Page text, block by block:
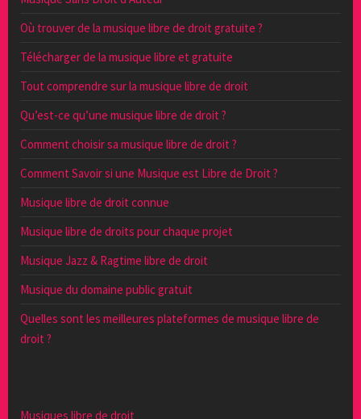
Où trouver de la musique libre de droit gratuite ?
Télécharger de la musique libre et gratuite
Tout comprendre sur la musique libre de droit
Qu’est-ce qu’une musique libre de droit ?
Comment choisir sa musique libre de droit ?
Comment Savoir si une Musique est Libre de Droit ?
Musique libre de droit connue
Musique libre de droits pour chaque projet
Musique Jazz & Ragtime libre de droit
Musique du domaine public gratuit
Quelles sont les meilleures plateformes de musique libre de
droit ?
Musiques libre de droit